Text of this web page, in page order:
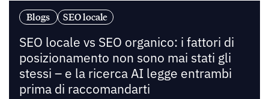
Blogs SEO locale
SEO locale vs SEO organico: i fattori di
posizionamento non sono mai stati gli
stessi – e la ricerca AI legge entrambi
prima di raccomandarti